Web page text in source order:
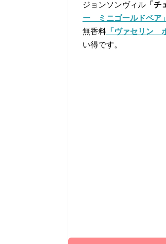
ジョンソンヴィル 「チ
ー ミニゴールドベア」
無香料 「ヴァセリン
い得です。